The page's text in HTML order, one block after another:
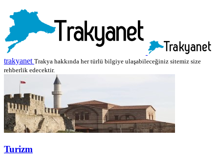
trakyanet Trakya hakkında her türlü bilgiye ulaşabileceğiniz sitemiz size
rehberlik edecektir.
Turizm